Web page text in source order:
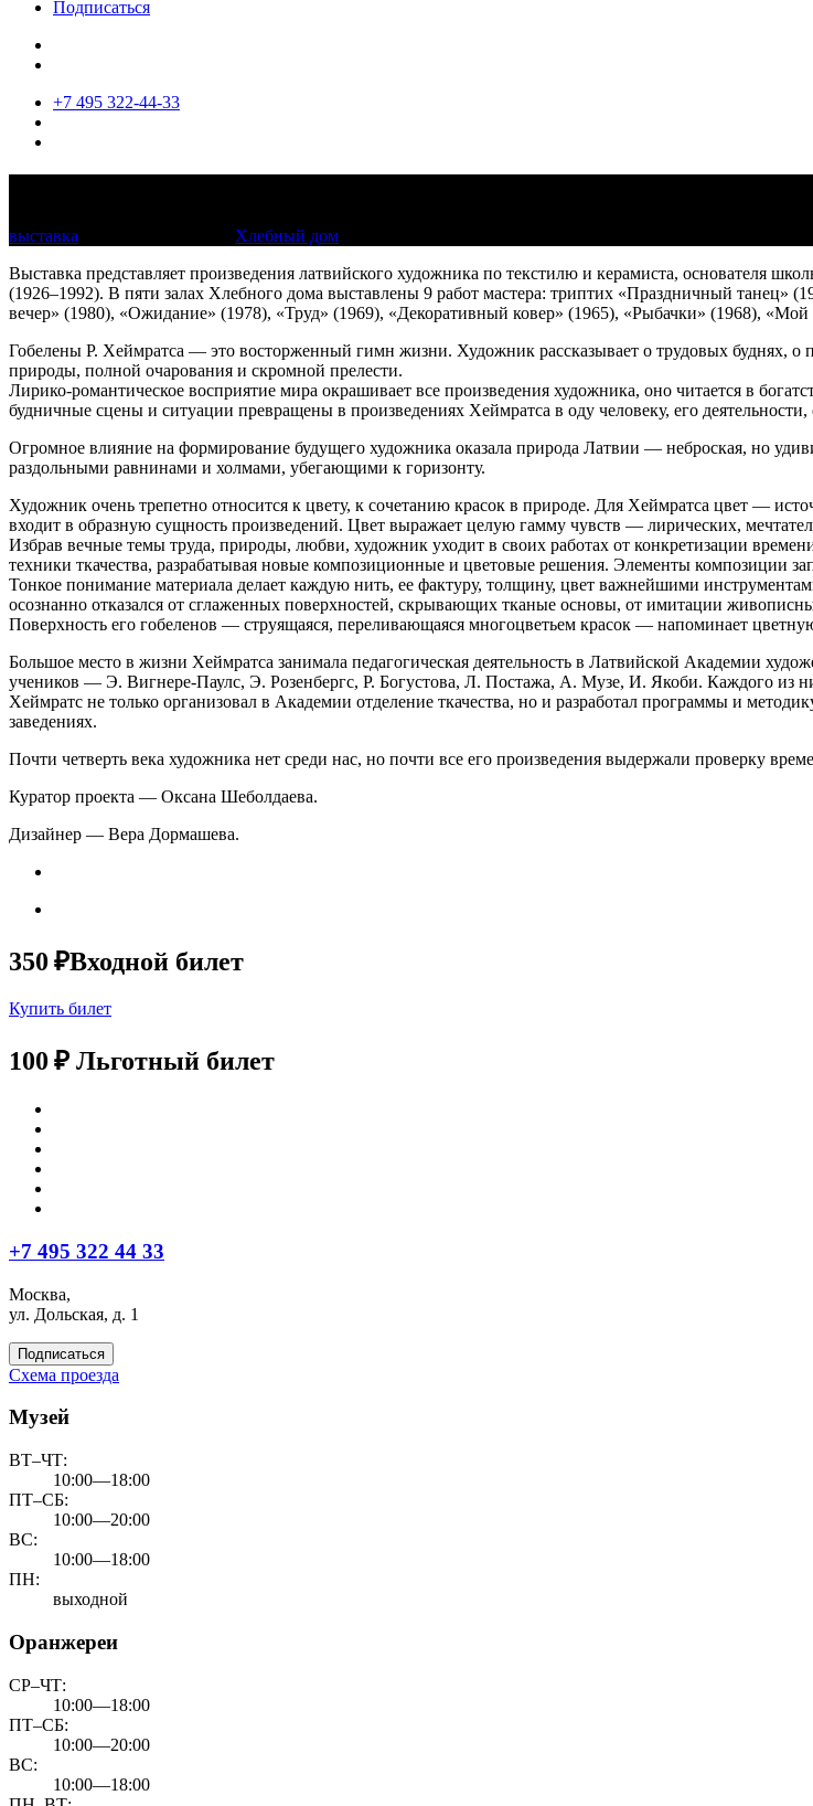
Подписаться
+7 495 322-44-33
выставка
Хлебный дом
Выставка представляет произведения латвийского художника по текстилю и керамиста, основателя
(1926–1992). В пяти залах Хлебного дома выставлены 9 работ мастера: триптих «Праздничный
вечер» (1980), «Ожидание» (1978), «Труд» (1969), «Декоративный ковер» (1965), «Рыбачки» (1968),
Гобелены Р. Хеймратса — это восторженный гимн жизни. Художник рассказывает о трудовых буднях,
природы, полной очарования и скромной прелести.
Лирико-романтическое восприятие мира окрашивает все произведения художника, оно читается в
будничные сцены и ситуации превращены в произведениях Хеймратса в оду человеку, его
Огромное влияние на формирование будущего художника оказала природа Латвии — неброская, но
раздольными равнинами и холмами, убегающими к горизонту.
Художник очень трепетно относится к цвету, к сочетанию красок в природе. Для Хеймратса цвет —
входит в образную сущность произведений. Цвет выражает целую гамму чувств — лирических,
Избрав вечные темы труда, природы, любви, художник уходит в своих работах от конкретизации
техники ткачества, разрабатывая новые композиционные и цветовые решения. Элементы композиции
Тонкое понимание материала делает каждую нить, ее фактуру, толщину, цвет важнейшими
осознанно отказался от сглаженных поверхностей, скрывающих тканые основы, от имитации
Поверхность его гобеленов — струящаяся, переливающаяся многоцветьем красок — напоминает
Большое место в жизни Хеймратса занимала педагогическая деятельность в Латвийской Академии
учеников — Э. Вигнере-Паулс, Э. Розенбергс, Р. Богустова, Л. Постажа, А. Музе, И. Якоби. Каждого из
Хеймратс не только организовал в Академии отделение ткачества, но и разработал программы и
заведениях.
Почти четверть века художника нет среди нас, но почти все его произведения выдержали проверку
Куратор проекта — Оксана Шеболдаева.
Дизайнер — Вера Дормашева.
350 ₽Входной билет
Купить билет
100 ₽ Льготный билет
+7 495 322 44 33
Москва,
ул. Дольская, д. 1
Подписаться
Схема проезда
Музей
ВТ–ЧТ:
10:00—18:00
ПТ–СБ:
10:00—20:00
ВС:
10:00—18:00
ПН:
выходной
Оранжереи
СР–ЧТ:
10:00—18:00
ПТ–СБ:
10:00—20:00
ВС:
10:00—18:00